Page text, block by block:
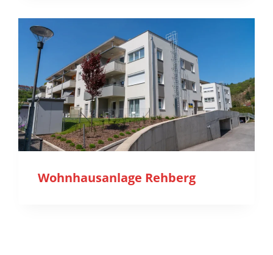
Wohnhausanlage Rehberg